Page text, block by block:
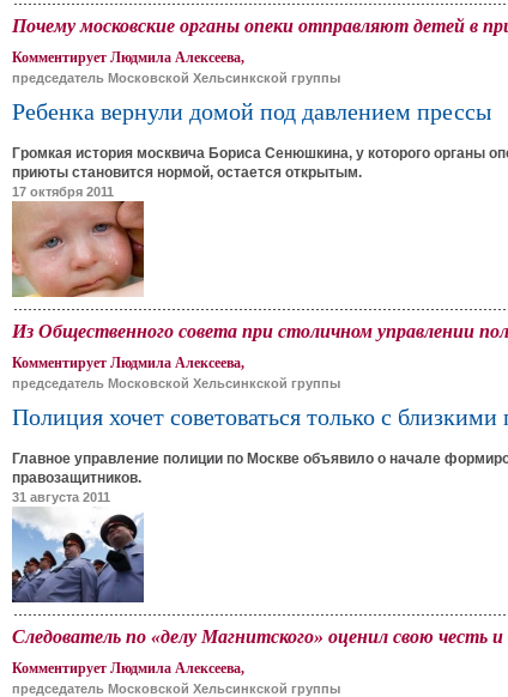
Почему московские органы опеки отправляют детей в
Комментирует Людмила Алексеева,
председатель Московской Хельсинкской группы
Ребенка вернули домой под давлением прессы
Громкая история москвича Бориса Сенюшкина, у которого органы
приюты становится нормой, остается открытым.
17 октября 2011
Из Общественного совета при столичном управлении
Комментирует Людмила Алексеева,
председатель Московской Хельсинкской группы
Полиция хочет советоваться только с близкими
Главное управление полиции по Москве объявило о начале
правозащитников.
31 августа 2011
Следователь по «делу Магнитского» оценил свою честь
Комментирует Людмила Алексеева,
председатель Московской Хельсинкской группы